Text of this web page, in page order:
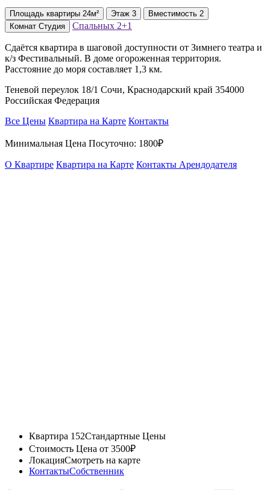
Площадь квартиры 24м² Этаж 3 Вместимость 2
Комнат Студия Спальных 2+1
Сдаётся квартира в шаговой доступности от Зимнего театра и
к/з Фестивальный. В доме огороженная территория.
Расстояние до моря составляет 1,3 км.
Теневой переулок 18/1 Сочи, Краснодарский край 354000
Российская Федерация
Все Цены Квартира на Карте Контакты
Минимальная Цена Посуточно: 1800₽
О Квартире Квартира на Карте Контакты Арендодателя
Квартира 152Стандартные Цены
Стоимость Цена от 3500₽
ЛокацияСмотреть на карте
КонтактыСобственник